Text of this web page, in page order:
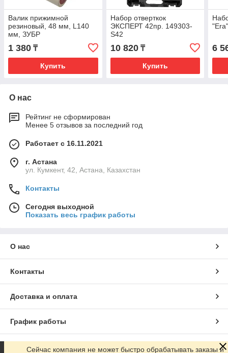
Валик прижимной
резиновый, 48 мм, L140
мм, ЗУБР
1 380 ₸
Купить
Набор отверткок
ЭКСПЕРТ 42пр. 149303-
S42
10 820₸
Купить
6
О нас
Рейтинг не сформирован
Менее 5 отзывов за последний год
Работает с 16.11.2021
г. Астана
ул. Кумкент, 42, Астана, Казахстан
Контакты
Сегодня выходной
Показать весь график работы
О нас
Контакты
Доставка и оплата
График работы
Полная версия сайта
Сейчас компания не может быстро обрабатывать заказы и